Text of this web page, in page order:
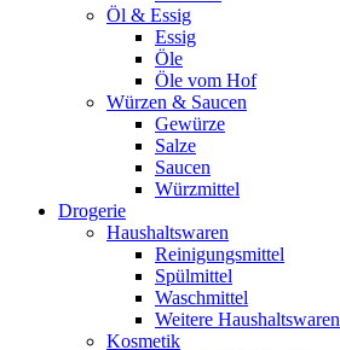
Öl & Essig
Essig
Öle
Öle vom Hof
Würzen & Saucen
Gewürze
Salze
Saucen
Würzmittel
Drogerie
Haushaltswaren
Reinigungsmittel
Spülmittel
Waschmittel
Weitere Haushaltswaren
Kosmetik